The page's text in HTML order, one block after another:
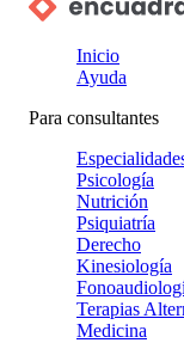
Inicio
Ayuda
Para consultantes
Psicología
Nutrición
Psiquiatría
Derecho
Kinesiología
Terapias
Medicina